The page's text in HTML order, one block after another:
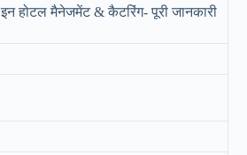
होटल मैनेजमेंट & कैटरिंग- पूरी जानकारी